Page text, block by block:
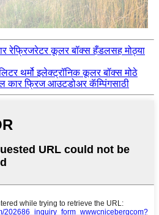
रेफ्रिजरेटर कूलर बॉक्स हँडलसह मोठ्या
थर्मो इलेक्ट्रॉनिक कूलर बॉक्स मोठे
कार फ्रिज आउटडोअर कॅम्पिंगसाठी